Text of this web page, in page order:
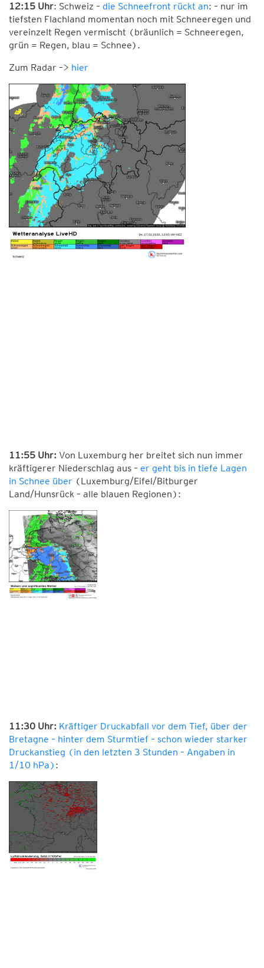
12:15 Uhr: Schweiz – die Schneefront rückt an: – nur im
tiefsten Flachland momentan noch mit Schneeregen und
vereinzelt Regen vermischt (bräunlich = Schneeregen,
grün = Regen, blau = Schnee).
Zum Radar –> hier
11:55 Uhr: Von Luxemburg her breitet sich nun immer
kräftigerer Niederschlag aus – er geht bis in tiefe Lagen
in Schnee über (Luxemburg/Eifel/Bitburger
Land/Hunsrück – alle blauen Regionen):
11:30 Uhr: Kräftiger Druckabfall vor dem Tief, über der
Bretagne – hinter dem Sturmtief – schon wieder starker
Druckanstieg (in den letzten 3 Stunden – Angaben in
1/10 hPa) :